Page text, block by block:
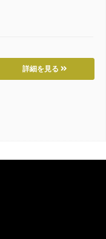
詳細を見る